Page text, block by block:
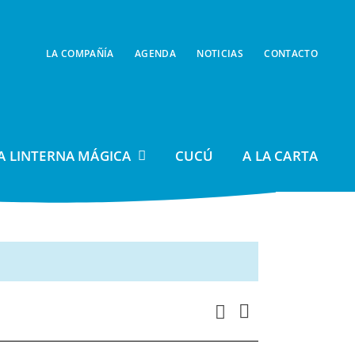
LA COMPAÑÍA AGENDA NOTICIAS CONTACTO
LINTERNA MÁGICA CUCÚ A LA CARTA
Navegación
de
BuscarNavegación
de
Día